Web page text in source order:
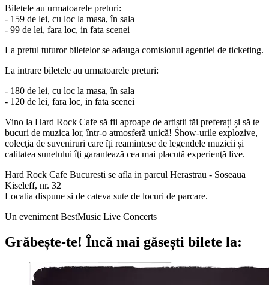
Biletele au urmatoarele preturi:
- 159 de lei, cu loc la masa, în sala
- 99 de lei, fara loc, in fata scenei
La pretul tuturor biletelor se adauga comisionul agentiei de ticketing.
La intrare biletele au urmatoarele preturi:
- 180 de lei, cu loc la masa, în sala
- 120 de lei, fara loc, in fata scenei
Vino la Hard Rock Cafe să fii aproape de artiștii tăi preferați și să te
bucuri de muzica lor, într-o atmosferă unică! Show-urile explozive,
colecţia de suveniruri care îți reamintesc de legendele muzicii și
calitatea sunetului îţi garantează cea mai placută experienţă live.
Hard Rock Cafe Bucuresti se afla in parcul Herastrau - Soseaua
Kiseleff, nr. 32
Locatia dispune si de cateva sute de locuri de parcare.
Un eveniment BestMusic Live Concerts
Grăbește-te! Încă mai găsești bilete la: